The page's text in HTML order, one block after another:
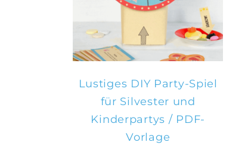
WARENKORB
Lustiges DIY Party-Spiel
für Silvester und
Kinderpartys / PDF-
Vorlage